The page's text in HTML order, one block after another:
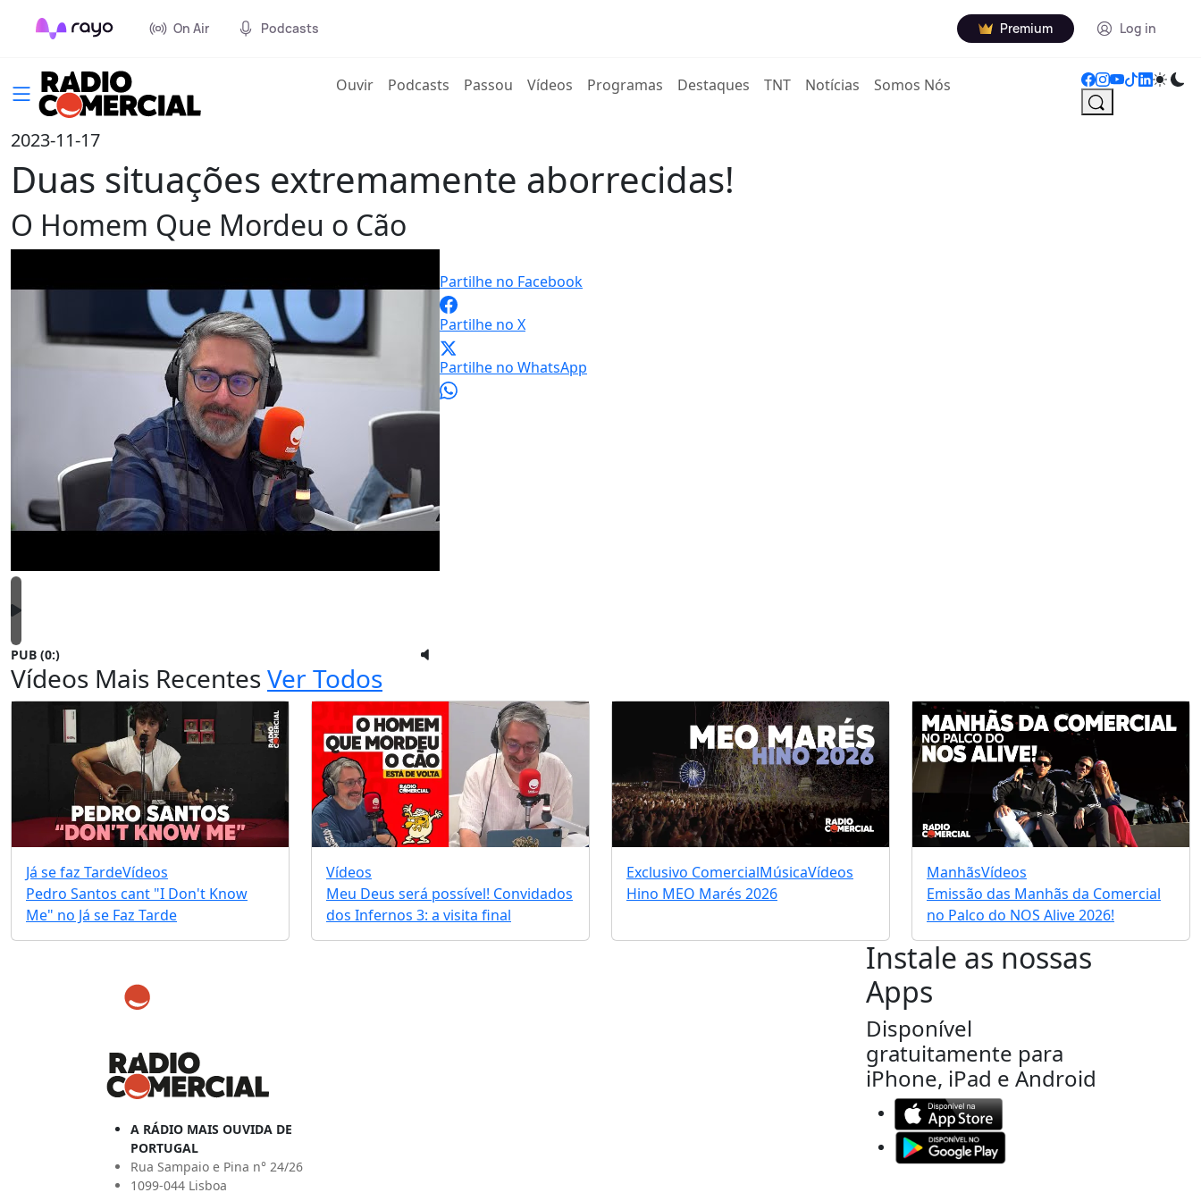
On Air Podcasts Premium Log in
Ouvir(current)
Podcasts Passou Vídeos Programas Destaques TNT Notícias Somos Nós
2023-11-17
Duas situações extremamente aborrecidas!
O Homem Que Mordeu o Cão
PUB (0:)
Partilhe no Facebook
Partilhe no X
Partilhe no WhatsApp
Vídeos Mais RecentesVer Todos
Já se faz TardeVídeos
Pedro Santos cant "I Don't Know
Me" no Já se Faz Tarde
Vídeos
Meu Deus será possível! Convidados
dos Infernos 3: a visita final
Exclusivo ComercialMúsicaVídeos
Hino MEO Marés 2026
ManhãsVídeos
Emissão das Manhãs da Comercial
no Palco do NOS Alive 2026!
A RÁDIO MAIS OUVIDA DE
PORTUGAL
Rua Sampaio e Pina n° 24/26
1099-044 Lisboa
Instale as nossas
Apps
Disponível
gratuitamente para
iPhone, iPad e Android